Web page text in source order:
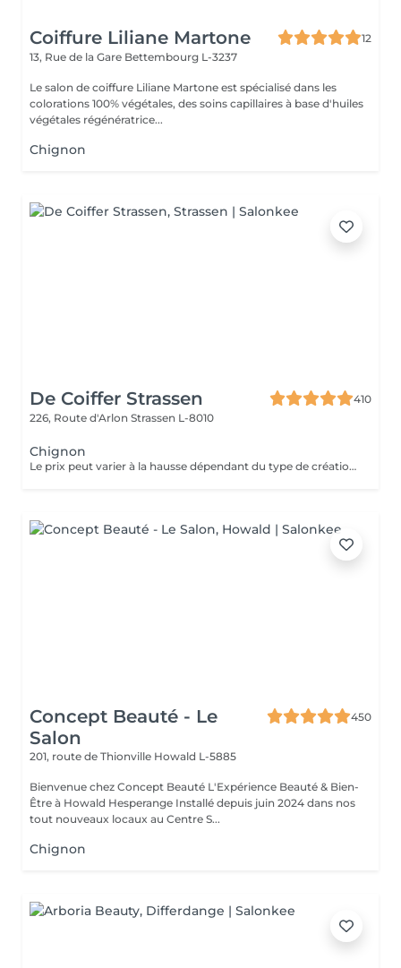
Coiffure Liliane Martone
12
13, Rue de la Gare Bettembourg L-3237
Le salon de coiffure Liliane Martone est spécialisé dans les
colorations 100% végétales, des soins capillaires à base d'huiles
végétales régénératrice...
Chignon
De Coiffer Strassen
410
226, Route d'Arlon Strassen L-8010
Chignon
Le prix peut varier à la hausse dépendant du type de création finalement réalisée.
Concept Beauté - Le
Salon
450
201, route de Thionville Howald L-5885
Bienvenue chez Concept Beauté L'Expérience Beauté & Bien-
Être à Howald Hesperange Installé depuis juin 2024 dans nos
tout nouveaux locaux au Centre S...
Chignon